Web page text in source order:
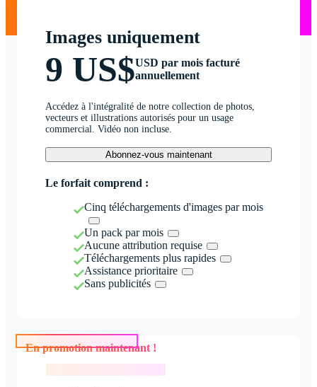
Images uniquement
9 US$USD par mois facturé
annuellement
Accédez à l'intégralité de notre collection de photos,
vecteurs et illustrations autorisés pour un usage
commercial. Vidéo non incluse.
Abonnez-vous maintenant
Le forfait comprend :
Cinq téléchargements d'images par mois
Un pack par mois
Aucune attribution requise
Téléchargements plus rapides
Assistance prioritaire
Sans publicités
En promotion maintenant !